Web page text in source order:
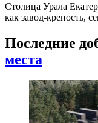
Столица Урала
как завод-крепость,
Последние
места